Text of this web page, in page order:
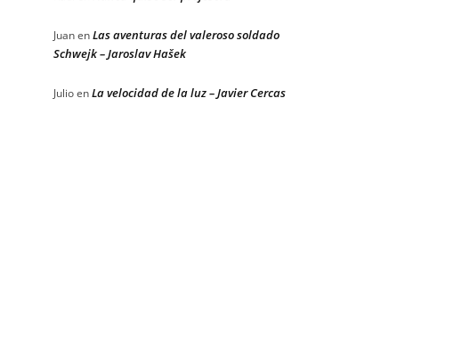
JuanenLas aventuras del valeroso soldado
Schwejk – Jaroslav Hašek
JulioenLa velocidad de la luz – Javier Cercas